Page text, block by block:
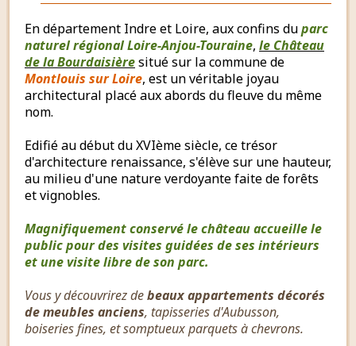
En département Indre et Loire, aux confins duparc
naturel régional Loire-Anjou-Touraine, le Château
de la Bourdaisièresitué sur la commune de
Montlouis sur Loire, est un véritable joyau
architectural placé aux abords du fleuve du même
nom.
Edifié au début du XVIème siècle, ce trésor
d'architecture renaissance, s'élève sur une hauteur,
au milieu d'une nature verdoyante faite de forêts
et vignobles.
Magnifiquement conservé le château accueille le
public pour des visites guidées de ses intérieurs
et une visite libre de son parc.
Vous y découvrirez debeaux appartements décorés
de meubles anciens, tapisseries d'Aubusson,
boiseries fines, et somptueux parquets à chevrons.